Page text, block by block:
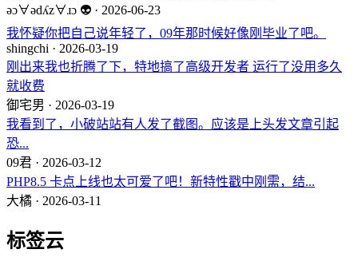
ǝɔ∀ǝdʎz∀ɹɔ 👽 · 2026-06-23
我怀疑你把自己说年轻了，09年那时候好像刚毕业了吧。
shingchi · 2026-03-19
刚出来我也折腾了下，特地搞了高级开发者 运行了没用多久
就收费
御宅男 · 2026-03-19
我看到了，小破站站有人发了截图。应该是上头发文章引起
恐...
09君 · 2026-03-12
PHP8.5 卡点上线也太可爱了吧！新特性戳中刚需，结...
大橘 · 2026-03-11
标签云